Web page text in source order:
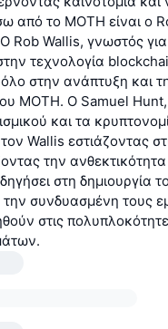
από το MOTH είναι ο
Rob Wallis, γνωστός
τεχνολογία
στην ανάπτυξη και
MOTH. Ο Samuel
και τα
Wallis εστιάζοντας
την
στη δημιουργία
την συνδυασμένη τους
στις